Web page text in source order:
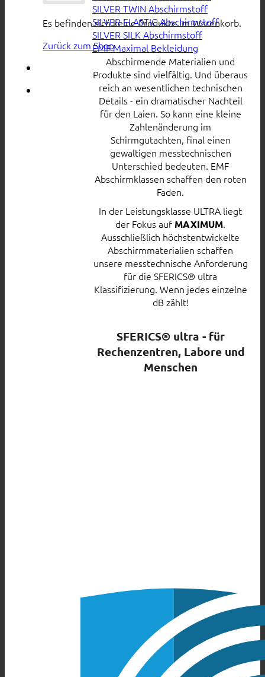
Es befinden sich keine Produkte im Warenkorb.
Zurück zum Shop
SILVER TWIN Abschirmstoff
SILVER ELASTIC Abschirmstoff
SILVER SILK Abschirmstoff
EMF Maximal Bekleidung
Abschirmende Materialien und
Produkte sind vielfältig. Und überaus
reich an wesentlichen technischen
Details - ein dramatischer Nachteil
für den Laien. So kann eine kleine
Zahlenänderung im
Schirmgutachten, final einen
gewaltigen messtechnischen
Unterschied bedeuten. EMF
Abschirmklassen schaffen den roten
Faden.
In der Leistungsklasse ULTRA liegt
der Fokus auf MAXIMUM.
Ausschließlich höchstentwickelte
Abschirmmaterialien schaffen
unsere messtechnische Anforderung
für die SFERICS® ultra
Klassifizierung. Wenn jedes einzelne
dB zählt!
SFERICS® ultra - für
Rechenzentren, Labore und
Menschen